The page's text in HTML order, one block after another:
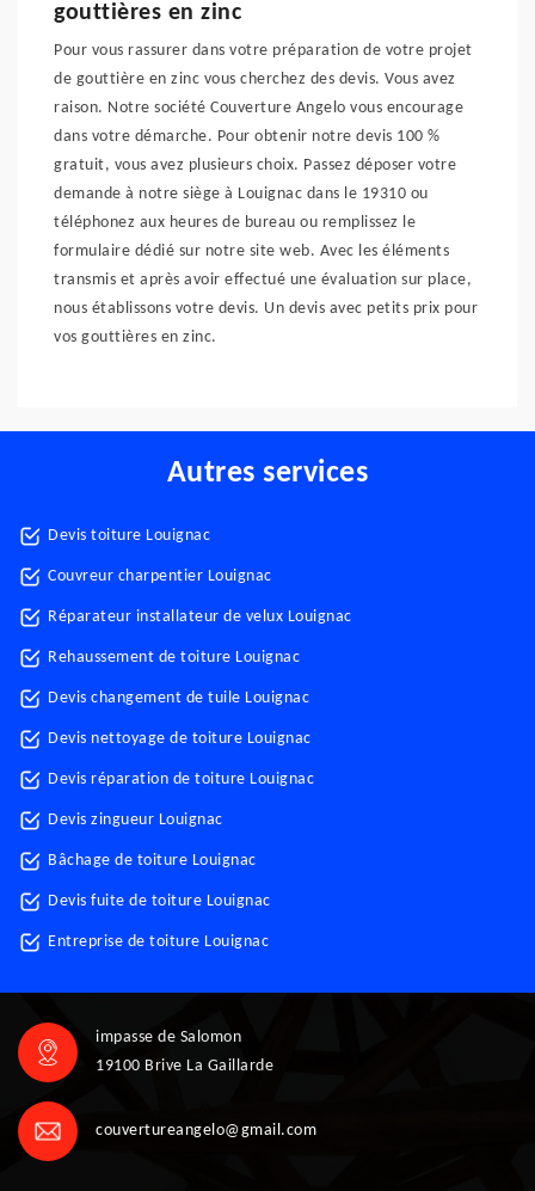
gouttières en zinc
Pour vous rassurer dans votre préparation de votre projet
de gouttière en zinc vous cherchez des devis. Vous avez
raison. Notre société Couverture Angelo vous encourage
dans votre démarche. Pour obtenir notre devis 100 %
gratuit, vous avez plusieurs choix. Passez déposer votre
demande à notre siège à Louignac dans le 19310 ou
téléphonez aux heures de bureau ou remplissez le
formulaire dédié sur notre site web. Avec les éléments
transmis et après avoir effectué une évaluation sur place,
nous établissons votre devis. Un devis avec petits prix pour
vos gouttières en zinc.
Autres services
Devis toiture Louignac
Couvreur charpentier Louignac
Réparateur installateur de velux Louignac
Rehaussement de toiture Louignac
Devis changement de tuile Louignac
Devis nettoyage de toiture Louignac
Devis réparation de toiture Louignac
Devis zingueur Louignac
Bâchage de toiture Louignac
Devis fuite de toiture Louignac
Entreprise de toiture Louignac
impasse de Salomon
19100 Brive La Gaillarde
couvertureangelo@gmail.com